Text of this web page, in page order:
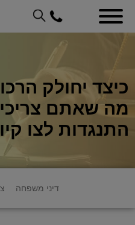
כיצד יחולק
מה שאתם
התנגדות לצו
דיני משפחה